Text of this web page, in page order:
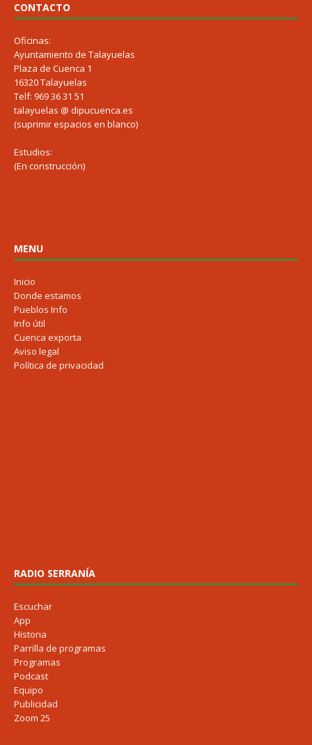
CONTACTO
Oficinas:
Ayuntamiento de Talayuelas
Plaza de Cuenca 1
16320 Talayuelas
Telf: 969 36 31 51
talayuelas @ dipucuenca.es
(suprimir espacios en blanco)
Estudios:
(En construcción)
MENU
Inicio
Donde estamos
Pueblos Info
Info útil
Cuenca exporta
Aviso legal
Política de privacidad
RADIO SERRANÍA
Escuchar
App
Historia
Parrilla de programas
Programas
Podcast
Equipo
Publicidad
Zoom 25